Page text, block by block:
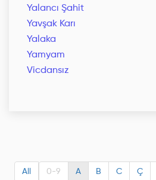
Yalancı Şahit
Yavşak Karı
Yalaka
Yamyam
Vicdansız
All 0-9 A B C Ç